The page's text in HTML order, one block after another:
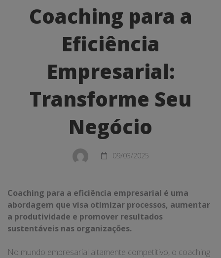
Coaching
para
Eficiência
Empresarial:
Transforme
Coaching para a
Eficiência
Empresarial:
Transforme Seu
Negócio
09/03/2025
Coaching para a eficiência empresarial é uma
abordagem que visa otimizar processos, aumentar
a produtividade e promover resultados
sustentáveis nas organizações.
No mundo empresarial altamente competitivo, o coaching